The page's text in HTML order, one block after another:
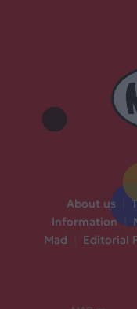
About us
Information |
Mad
Editorial